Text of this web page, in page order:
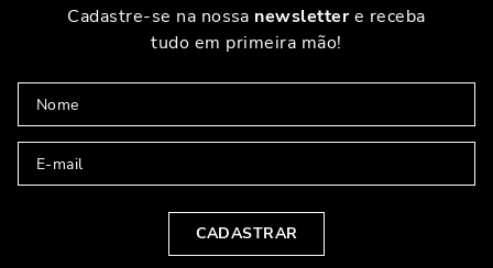
Cadastre-se na nossa newslettere receba
tudo em primeira mão!
CADASTRAR